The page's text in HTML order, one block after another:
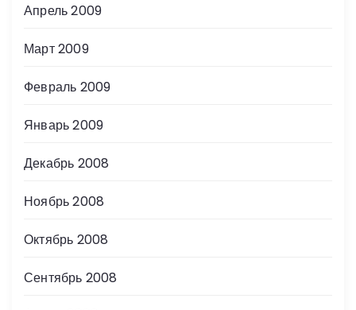
Апрель 2009
Март 2009
Февраль 2009
Январь 2009
Декабрь 2008
Ноябрь 2008
Октябрь 2008
Сентябрь 2008